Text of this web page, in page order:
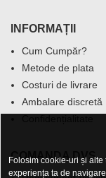
INFORMAȚII
Cum Cumpăr?
Metode de plata
Costuri de livrare
Ambalare discretă
COMANDA DVS.
Folosim cookie-uri și
experiența ta de